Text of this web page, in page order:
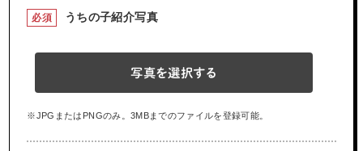
必須 うちの子紹介写真
写真を選択する
※JPGまたはPNGのみ。3MBまでのファイルを登録可能。